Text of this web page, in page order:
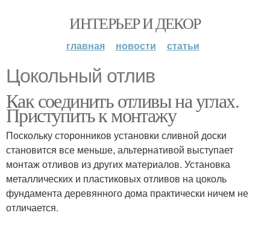
ИНТЕРЬЕР И ДЕКОР
главная новости статьи
Цокольный отлив
Как соединить отливы на углах.
Приступить к монтажу
Поскольку сторонников установки сливной доски
становится все меньше, альтернативой выступает
монтаж отливов из других материалов. Установка
металлических и пластиковых отливов на цоколь
фундамента деревянного дома практически ничем не
отличается.